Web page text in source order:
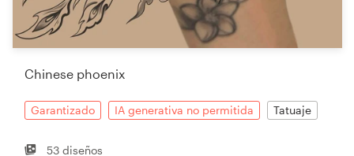
Chinese phoenix
Garantizado IA generativa no permitida Tatuaje
53 diseños